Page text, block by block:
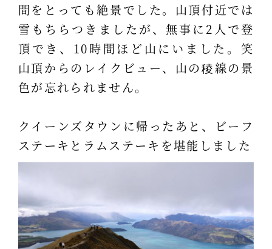
間をとっても絶景でした。山頂付近では
雪もちらつきましたが、無事に2人で登
頂でき、10時間ほど山にいました。笑
山頂からのレイクビュー、山の稜線の景
色が忘れられません。
クイーンズタウンに帰ったあと、ビーフ
ステーキとラムステーキを堪能しました